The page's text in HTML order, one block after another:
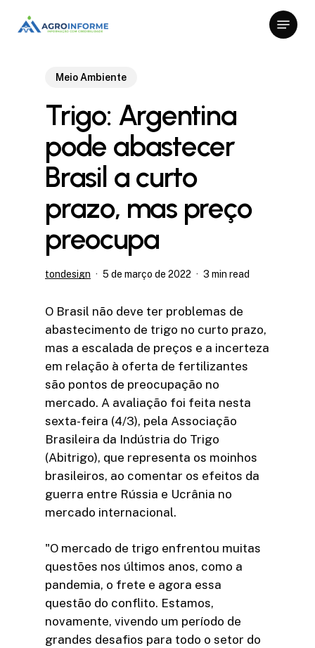
Menu
Meio Ambiente
Trigo: Argentina
pode abastecer
Brasil a curto
prazo, mas preço
preocupa
tondesign 5 de março de 2022 3 min read
O Brasil não deve ter problemas de
abastecimento de trigo no curto prazo,
mas a escalada de preços e a incerteza
em relação à oferta de fertilizantes
são pontos de preocupação no
mercado. A avaliação foi feita nesta
sexta-feira (4/3), pela Associação
Brasileira da Indústria do Trigo
(Abitrigo), que representa os moinhos
brasileiros, ao comentar os efeitos da
guerra entre Rússia e Ucrânia no
mercado internacional.
"O mercado de trigo enfrentou muitas
questões nos últimos anos, como a
pandemia, o frete e agora essa
questão do conflito. Estamos,
novamente, vivendo um período de
grandes desafios para todo o setor do